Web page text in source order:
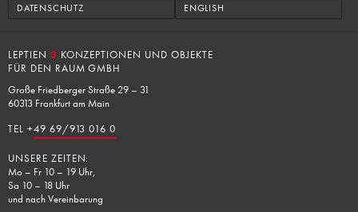
DATENSCHUTZ ENGLISH
LEPTIEN 3 KONZEPTIONEN UND OBJEKTE
FÜR DEN RAUM GMBH
Große Friedberger Straße 29 – 31
60313 Frankfurt am Main
TEL +49 69/913 016 0
UNSERE ZEITEN:
Mo – Fr 10 – 19 Uhr,
Sa 10 – 18 Uhr
und nach Vereinbarung